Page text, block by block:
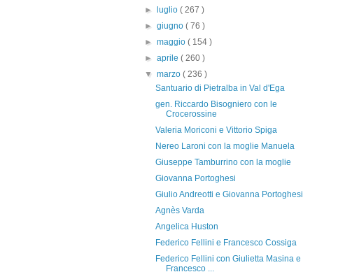
►
luglio( 267 )
►giugno( 76 )
►maggio( 154 )
►aprile( 260 )
▼marzo( 236 )
Santuario di Pietralba in Val d'Ega
gen. Riccardo Bisogniero con le
Crocerossine
Valeria Moriconi e Vittorio Spiga
Nereo Laroni con la moglie Manuela
Giuseppe Tamburrino con la moglie
Giovanna Portoghesi
Giulio Andreotti e Giovanna Portoghesi
Agnès Varda
Angelica Huston
Federico Fellini e Francesco Cossiga
Federico Fellini con Giulietta Masina e
Francesco ...